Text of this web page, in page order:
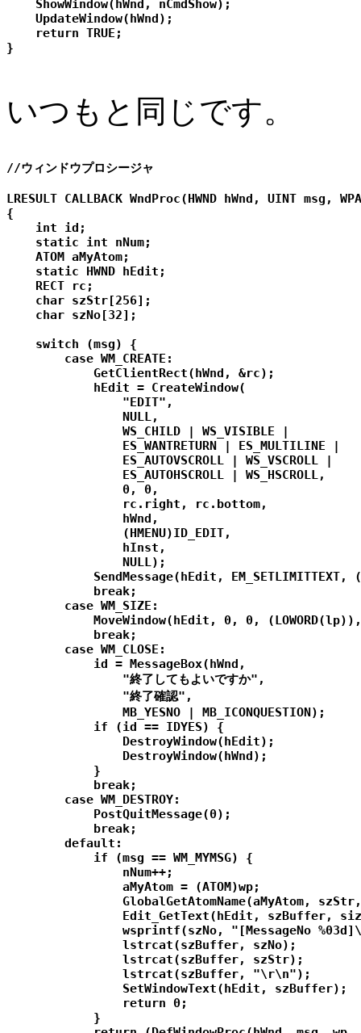
    ShowWindow(hWnd, nCmdShow);
    UpdateWindow(hWnd);
    return TRUE;
いつもと同じです。
//ウィンドウプロシージャ
LRESULT CALLBACK WndProc(HWND hWnd, UINT msg,
{
    int id;
    static int nNum;
    ATOM aMyAtom;
    static HWND hEdit;
    RECT rc;
    char szStr[256];
    char szNo[32];
    switch (msg) {
        case WM_CREATE:
            GetClientRect(hWnd, &rc);
            hEdit = CreateWindow(
                "EDIT",
                NULL,
                WS_CHILD | WS_VISIBLE |
                ES_WANTRETURN | ES_MULTILINE |
                ES_AUTOVSCROLL | WS_VSCROLL |
                ES_AUTOHSCROLL | WS_HSCROLL,
                0, 0,
                rc.right, rc.bottom,
                hWnd,
                (HMENU)ID_EDIT,
                hInst,
                NULL);
SendMessage(hEdit, EM_SETLIMITTEXT,
            break;
        case WM_SIZE:
MoveWindow(hEdit, 0, 0,
            break;
        case WM_CLOSE:
            id = MessageBox(hWnd,
                "終了してもよいですか",
                "終了確認",
                MB_YESNO | MB_ICONQUESTION);
            if (id == IDYES) {
                DestroyWindow(hEdit);
                DestroyWindow(hWnd);
            }
            break;
        case WM_DESTROY:
            PostQuitMessage(0);
            break;
        default:
            if (msg == WM_MYMSG) {
                nNum++;
                aMyAtom = (ATOM)wp;
GlobalGetAtomName(aMyAtom,
Edit_GetText(hEdit, szBuffer,
wsprintf(szNo, "[MessageNo
                lstrcat(szBuffer, szNo);
                lstrcat(szBuffer, szStr);
                lstrcat(szBuffer, "\r\n");
                SetWindowText(hEdit, szBuffer);
                return 0;
            }